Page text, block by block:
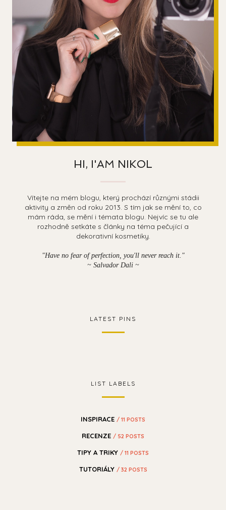
HI, I'AM NIKOL
Vítejte na mém blogu, který prochází různými stádii
aktivity a změn od roku 2013. S tím jak se mění to, co
mám ráda, se mění i témata blogu. Nejvíc se tu ale
rozhodně setkáte s články na téma pečující a
dekorativní kosmetiky.
"Have no fear of perfection, you'll never reach it."
~ Salvador Dali ~
LATEST PINS
LIST LABELS
INSPIRACE / 11 POSTS
RECENZE / 52 POSTS
TIPY A TRIKY / 11 POSTS
TUTORIÁLY / 32 POSTS